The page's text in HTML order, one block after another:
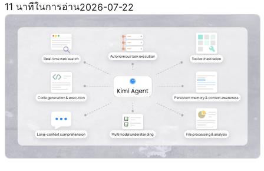
11 นาทีในการอ่าน2026-07-22